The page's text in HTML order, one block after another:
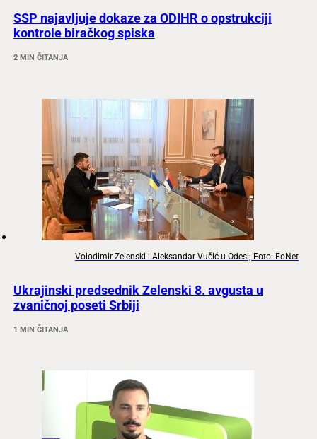
SSP najavljuje dokaze za ODIHR o opstrukciji
kontrole biračkog spiska
2 MIN ČITANJA
Volodimir Zelenski i Aleksandar Vučić u Odesi; Foto: FoNet
Ukrajinski predsednik Zelenski 8. avgusta u
zvaničnoj poseti Srbiji
1 MIN ČITANJA